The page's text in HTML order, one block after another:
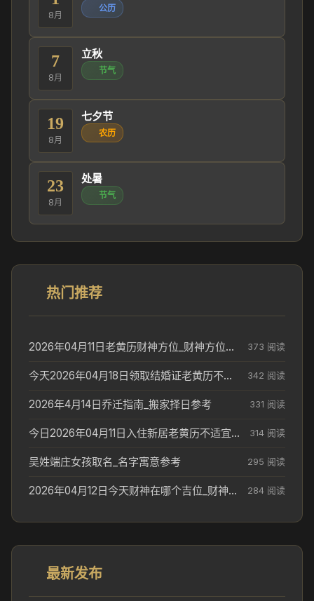
8月
公历
7
8月
立秋
节气
19
8月
七夕节
农历
23
8月
处暑
节气
热门推荐
2026年04月11日老黄历财神方位_财神方位与供奉讲究 373 阅读
今天2026年04月18日领取结婚证老黄历不适合吗_领证日期参考 342 阅读
2026年4月14日乔迁指南_搬家择日参考 331 阅读
今日2026年04月11日入住新居老黄历不适宜吗_搬家择日参考 314 阅读
吴姓端庄女孩取名_名字寓意参考 295 阅读
2026年04月12日今天财神在哪个吉位_财神方位参考 284 阅读
最新发布